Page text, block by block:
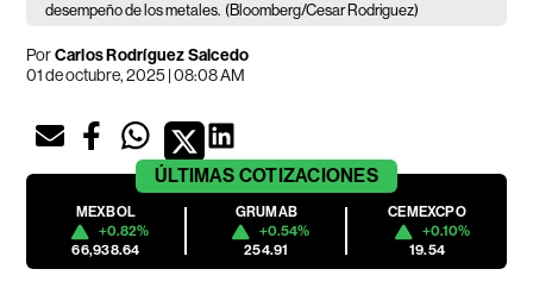
desempeño de los metales. (Bloomberg/Cesar Rodriguez)
PorCarlos Rodríguez Salcedo
01 de octubre, 2025 | 08:08 AM
ÚLTIMAS COTIZACIONES
MEXBOL
+0.82%
66,938.64
GRUMAB
+0.54%
254.91
CEMEXCPO
+0.10%
19.54